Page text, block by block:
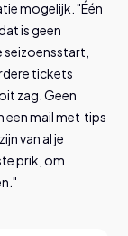
mogelijk. "Één
is geen
seizoensstart,
tickets
zag. Geen
mail met tips
van al je
prik, om